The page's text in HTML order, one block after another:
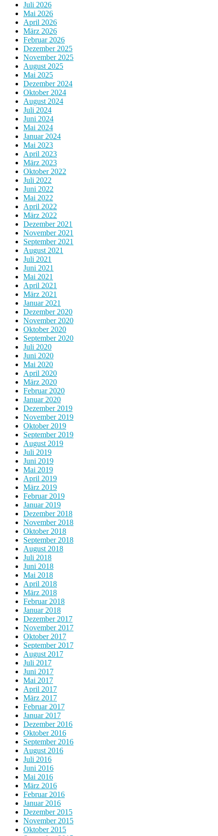
Juli 2026
Mai 2026
April 2026
März 2026
Februar 2026
Dezember 2025
November 2025
August 2025
Mai 2025
Dezember 2024
Oktober 2024
August 2024
Juli 2024
Juni 2024
Mai 2024
Januar 2024
Mai 2023
April 2023
März 2023
Oktober 2022
Juli 2022
Juni 2022
Mai 2022
April 2022
März 2022
Dezember 2021
November 2021
September 2021
August 2021
Juli 2021
Juni 2021
Mai 2021
April 2021
März 2021
Januar 2021
Dezember 2020
November 2020
Oktober 2020
September 2020
Juli 2020
Juni 2020
Mai 2020
April 2020
März 2020
Februar 2020
Januar 2020
Dezember 2019
November 2019
Oktober 2019
September 2019
August 2019
Juli 2019
Juni 2019
Mai 2019
April 2019
März 2019
Februar 2019
Januar 2019
Dezember 2018
November 2018
Oktober 2018
September 2018
August 2018
Juli 2018
Juni 2018
Mai 2018
April 2018
März 2018
Februar 2018
Januar 2018
Dezember 2017
November 2017
Oktober 2017
September 2017
August 2017
Juli 2017
Juni 2017
Mai 2017
April 2017
März 2017
Februar 2017
Januar 2017
Dezember 2016
Oktober 2016
September 2016
August 2016
Juli 2016
Juni 2016
Mai 2016
März 2016
Februar 2016
Januar 2016
Dezember 2015
November 2015
Oktober 2015